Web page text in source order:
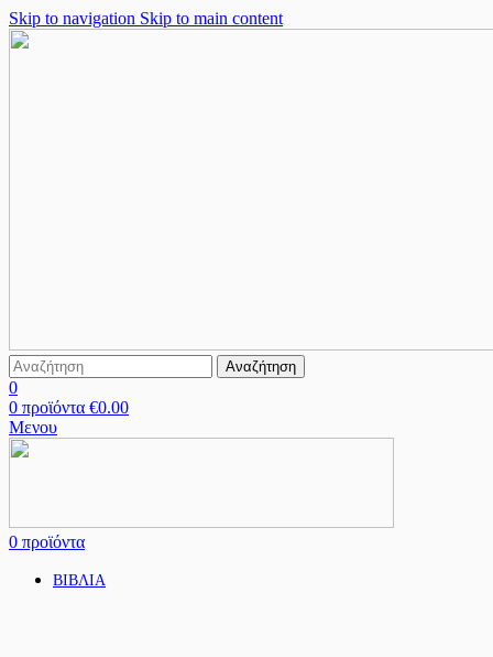
Skip to navigation Skip to main content
Αναζήτηση
0
0 προϊόντα €0.00
Μενου
0 προϊόντα
ΒΙΒΛΙΑ